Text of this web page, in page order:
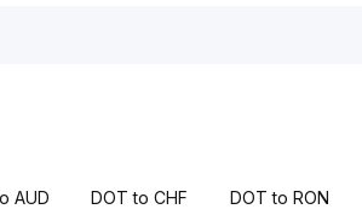
AUD DOT to CHF DOT to RON